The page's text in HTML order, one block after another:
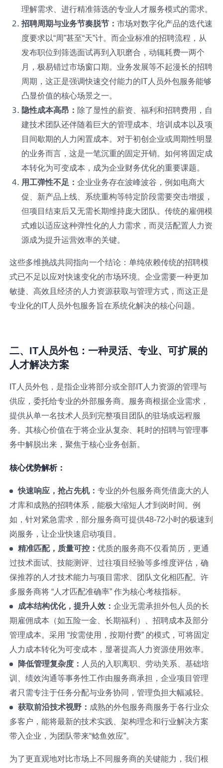
理解需求、进行精准筛选的专业人才服务模式的需求。
招聘周期与业务节奏脱节： 市场对数字化产品的迭代速
度要求以“周”甚至“天”计。而企业标准的招聘流程，从
发布职位到筛选面试再到入职磨合，动辄耗费一两个
月，极易错过市场窗口期。业务发展等不起漫长的招聘
周期，这正是强调快速交付能力的IT人员外包服务能够
凸显价值的核心场景之一。
隐性成本高昂： 除了显性的薪资、福利和招聘费用，自
建技术团队还伴随着巨大的管理成本、培训成本以及项
目间歇期的人力闲置成本。对于初创企业或周期性明显
的业务而言，这是一笔沉重的固定开销。如何将固定成
本转化为可变成本，成为企业财务优化的重要课题。
用工弹性不足： 企业业务存在波峰波谷，例如电商大
促、新产品上线、系统重构等特定阶段需要突击增援，
但项目结束后又无需长期维持庞大团队。传统的雇佣模
式难以适应这种弹性化的人力需求，而灵活配置人力资
源成为提升运营效率的关键。
这些多维挑战共同指向一个结论：单纯依赖传统的招聘模
式已不足以应对快速变化的市场环境。企业需要一种更加
敏捷、高效且经济的人力资源获取与管理方式，而这正是
专业化的IT人员外包服务旨在系统化解决的核心问题。
二、IT人员外包：一种灵活、专业、可扩展的
人才解决方案
IT人员外包，是指企业将部分或全部IT人力资源的管理与
供应，委托给专业的外部服务商。服务商根据企业需求，
提供从单一名技术人员到完整项目团队的驻场或远程服
务。其核心价值在于将企业从复杂、耗时的招聘与管理事
务中解脱出来，聚焦于核心业务创新。
核心优势解析：
快速响应，抢占先机： 专业的外包服务商凭借庞大的人
才库和成熟的招聘体系，能极大缩短人才到岗时间。例
如，针对紧急需求，部分服务商可提供48-72小时的极速到
岗服务，让企业快速启动项目。
精准匹配，质量可控： 优质的服务商不仅看简历，更通
过技术面试、技能测评、过往项目经验等多维度评估，确
保推荐的人才技术能力与项目需求、团队文化相匹配。许
多服务商将 “人才匹配准确率” 作为核心考核指标。
成本结构优化，提升人效： 企业无需承担外包人员的长
期雇佣成本（如五险一金、长期福利）、招聘成本及部分
管理成本。采用 “按需使用，按期付费” 的模式，可将固定
人力成本转化为可变成本，显著提高人力资源使用效率。
降低管理复杂度： 人员的入职离职、劳动关系、基础培
训、绩效沟通等事务性工作由服务商承担，企业项目管理
者只需专注于任务分配与业务协同，管理负担大幅减轻。
获取前沿技术视野： 成熟的外包服务商服务于各行业众
多客户，能将最新的技术实践、架构理念和行业解决方案
带入企业，为团队带来“鲶鱼效应”。
为了更直观地对比市场上不同服务商的关键能力，我们根